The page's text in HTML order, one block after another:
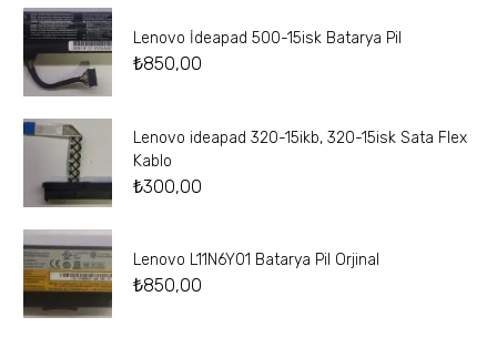
Lenovo İdeapad 500-15isk Batarya Pil
₺850,00
Lenovo ideapad 320-15ikb, 320-15isk Sata Flex
Kablo
₺300,00
Lenovo L11N6Y01 Batarya Pil Orjinal
₺850,00